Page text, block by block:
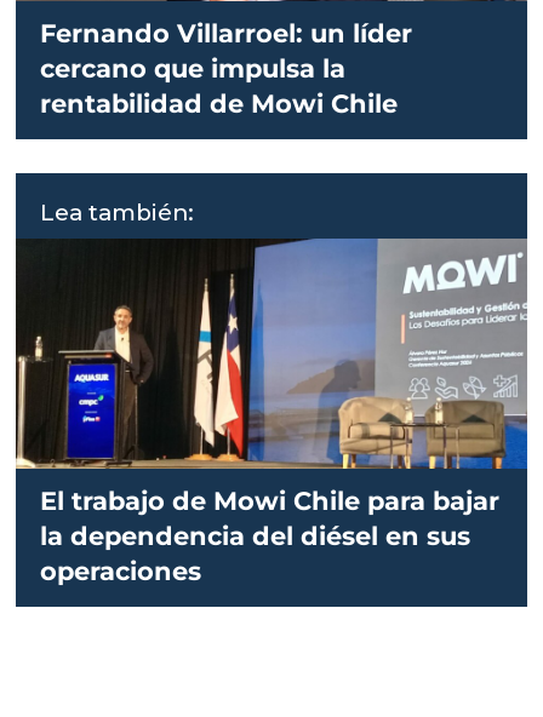
Fernando Villarroel: un líder
cercano que impulsa la
rentabilidad de Mowi Chile
Lea también:
El trabajo de Mowi Chile para bajar
la dependencia del diésel en sus
operaciones